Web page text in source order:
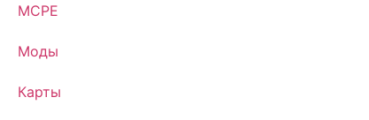
MCPE
Моды
Карты